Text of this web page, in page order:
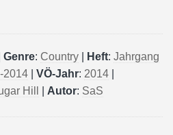
Genre: Country Heft: Jahrgang
2014 VÖ-Jahr: 2014
Hill Autor: SaS